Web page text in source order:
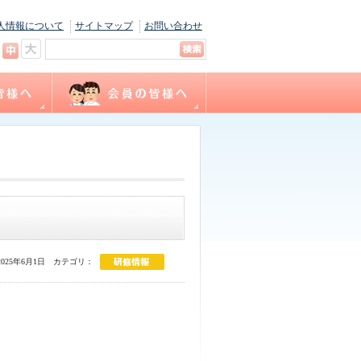
情報について サイトマップ お問い合わせ
年6月1日 カテゴリ：